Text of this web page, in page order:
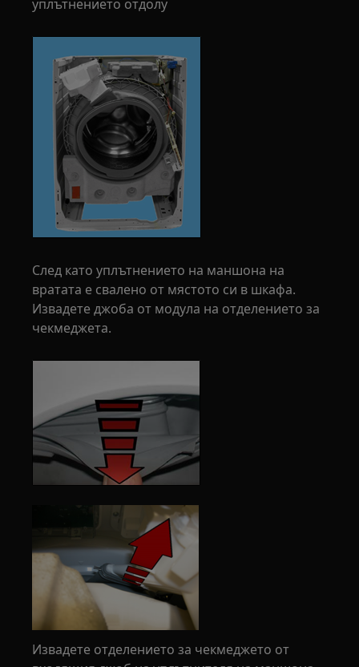
уплътнението отдолу
След като уплътнението на маншона на
вратата е свалено от мястото си в шкафа.
Извадете джоба от модула на отделението за
чекмеджета.
Извадете отделението за чекмеджето от